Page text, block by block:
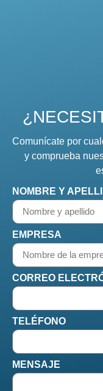
Comunícate por
y comprueba
NOMBRE Y
EMPRESA
CORREO
TELÉFONO
MENSAJE